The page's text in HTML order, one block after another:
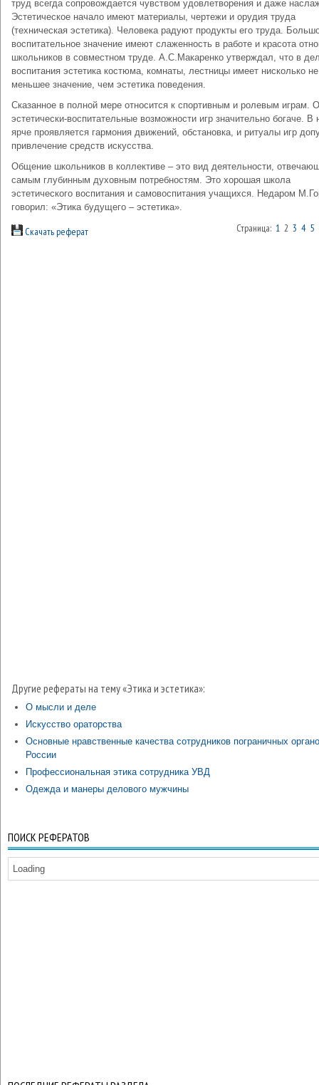
труд всегда сопровождается чувством удовлетворения и даже
Эстетическое начало имеют материалы, чертежи и орудия труда
(техническая эстетика). Человека радуют продукты его труда.
воспитательное значение имеют слаженность в работе и красота
школьников в совместном труде. А.С.Макаренко утверждал, что в
воспитания эстетика костюма, комнаты, лестницы имеет нисколько не
меньшее значение, чем эстетика поведения.
Сказанное в полной мере относится к спортивным и ролевым играм.
эстетически-воспитательные возможности игр значительно богаче. В
ярче проявляется гармония движений, обстановка, и ритуалы игр
привлечение средств искусства.
Общение школьников в коллективе – это вид деятельности,
самым глубинным духовным потребностям. Это хорошая школа
эстетического воспитания и самовоспитания учащихся. Недаром
говорил: «Этика будущего – эстетика».
Скачать реферат Страница: 1 2 3 4 5
Другие рефераты на тему «Этика и эстетика»:
О мысли и деле
Искусство ораторства
Основные нравственные качества сотрудников пограничных
России
Профессиональная этика сотрудника УВД
Одежда и манеры делового мужчины
ПОИСК РЕФЕРАТОВ
Loading